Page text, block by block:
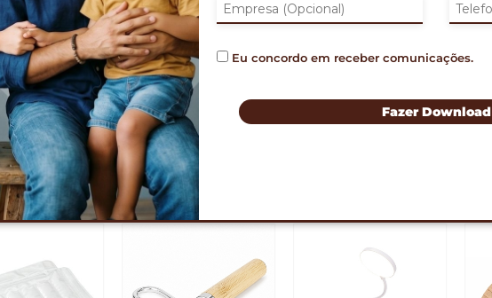
Eu concordo em receber comunicações.
Fazer Download
RELACIONADOS